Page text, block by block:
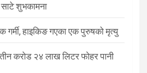
शुभकामना
हाइकिङ गएका एक पुरुषको मृत्यु
तीन करोड २४ लाख लिटर फोहर पानी